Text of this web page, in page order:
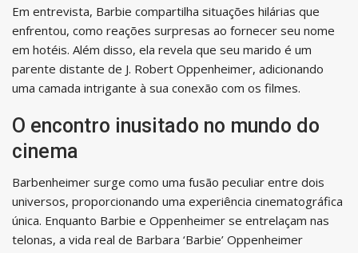
Em entrevista, Barbie compartilha situações hilárias que
enfrentou, como reações surpresas ao fornecer seu nome
em hotéis. Além disso, ela revela que seu marido é um
parente distante de J. Robert Oppenheimer, adicionando
uma camada intrigante à sua conexão com os filmes.
O encontro inusitado no mundo do
cinema
Barbenheimer surge como uma fusão peculiar entre dois
universos, proporcionando uma experiência cinematográfica
única. Enquanto Barbie e Oppenheimer se entrelaçam nas
telonas, a vida real de Barbara ‘Barbie’ Oppenheimer